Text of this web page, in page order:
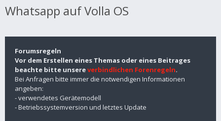
Whatsapp auf Volla OS
Forumsregeln
Vor dem Erstellen eines Themas oder eines Beitrages
beachte bitte unsereverbindlichen Forenregeln.
Bei Anfragen bitte immer die notwendigen Informationen
angeben:
- verwendetes Gerätemodell
- Betriebssystemversion und letztes Update